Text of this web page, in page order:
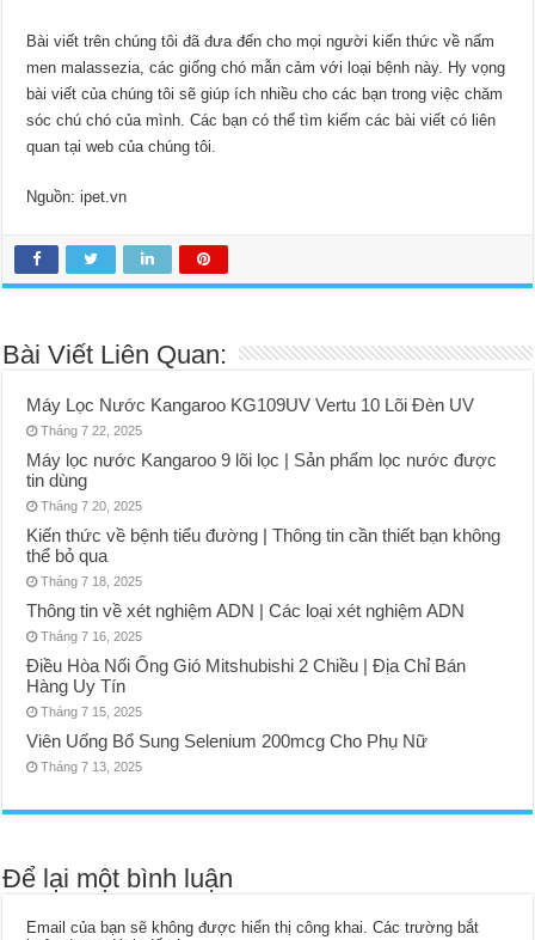
Bài viết trên chúng tôi đã đưa đến cho mọi người kiến thức về nấm
men malassezia, các giống chó mẫn cảm với loại bệnh này. Hy vọng
bài viết của chúng tôi sẽ giúp ích nhiều cho các bạn trong việc chăm
sóc chú chó của mình. Các bạn có thể tìm kiếm các bài viết có liên
quan tại web của chúng tôi.
Nguồn: ipet.vn
Bài Viết Liên Quan:
Máy Lọc Nước Kangaroo KG109UV Vertu 10 Lõi Đèn UV
Tháng 7 22, 2025
Máy lọc nước Kangaroo 9 lõi lọc | Sản phẩm lọc nước được
tin dùng
Tháng 7 20, 2025
Kiến thức về bệnh tiểu đường | Thông tin cần thiết bạn không
thể bỏ qua
Tháng 7 18, 2025
Thông tin về xét nghiệm ADN | Các loại xét nghiệm ADN
Tháng 7 16, 2025
Điều Hòa Nối Ống Gió Mitshubishi 2 Chiều | Địa Chỉ Bán
Hàng Uy Tín
Tháng 7 15, 2025
Viên Uống Bổ Sung Selenium 200mcg Cho Phụ Nữ
Tháng 7 13, 2025
Để lại một bình luận
Email của bạn sẽ không được hiển thị công khai. Các trường bắt